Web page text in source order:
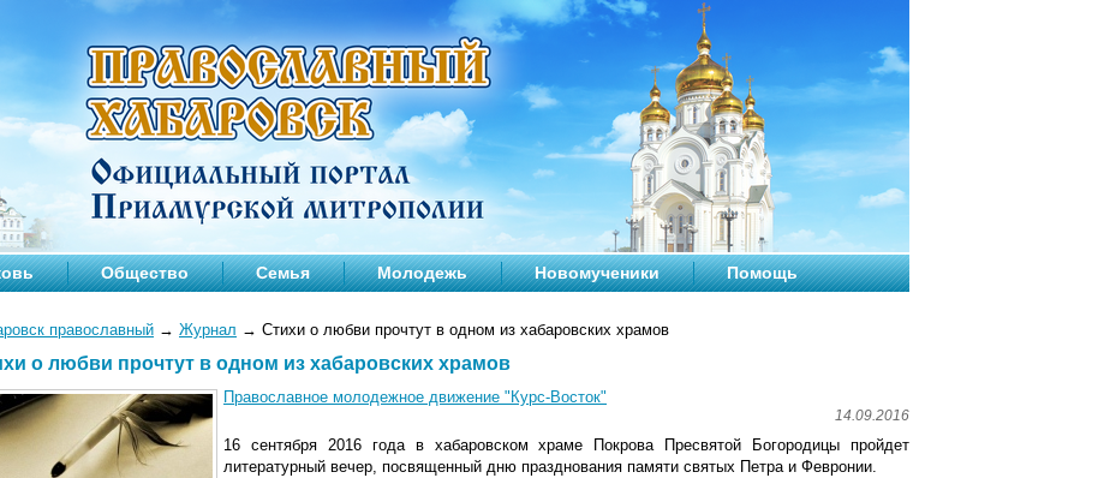
Общество Семья Молодежь Новомученики Помощь
православный → Журнал → Стихи о любви прочтут в одном из хабаровских храмов
о любви прочтут в одном из хабаровских храмов
Православное молодежное движение "Курс-Восток"
14.09.2016
16 сентября 2016 года в хабаровском храме Покрова Пресвятой Богородицы пройдет
литературный вечер, посвященный дню празднования памяти святых Петра и Февронии.